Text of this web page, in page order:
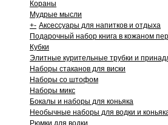
Кораны
Мудрые мысли
+- Аксессуары для напитков и отдыха
Подарочный набор книга в кожаном
Кубки
Элитные курительные трубки и
Наборы стаканов для виски
Наборы со штофом
Наборы микс
Бокалы и наборы для коньяка
Необычные наборы для водки и
Рюмки для водки